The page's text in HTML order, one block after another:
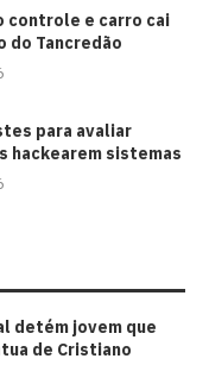
controle e carro cai
do Tancredão
para avaliar
hackearem sistemas
detém jovem que
de Cristiano